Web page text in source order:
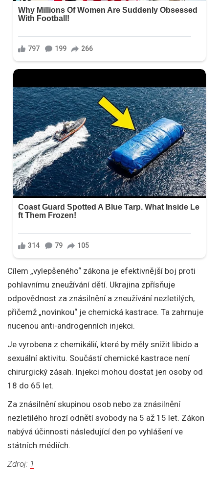
Cílem „vylepšeného“ zákona je efektivnější boj proti
pohlavnímu zneužívání dětí. Ukrajina zpřísňuje
odpovědnost za znásilnění a zneužívání nezletilých,
přičemž „novinkou“ je chemická kastrace. Ta zahrnuje
nucenou anti-androgenních injekci.
Je vyrobena z chemikálií, které by měly snížit libido a
sexuální aktivitu. Součástí chemické kastrace není
chirurgický zásah. Injekci mohou dostat jen osoby od
18 do 65 let.
Za znásilnění skupinou osob nebo za znásilnění
nezletilého hrozí odnětí svobody na 5 až 15 let. Zákon
nabývá účinnosti následující den po vyhlášení ve
státních médiích.
Zdroj: 1